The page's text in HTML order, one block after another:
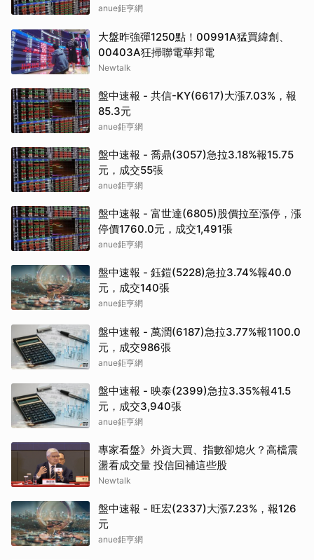
anue鉅亨網
大盤昨強彈1250點！00991A猛買緯創、
00403A狂掃聯電華邦電
Newtalk
盤中速報 - 共信-KY(6617)大漲7.03%，報
85.3元
anue鉅亨網
盤中速報 - 喬鼎(3057)急拉3.18%報15.75
元，成交55張
anue鉅亨網
盤中速報 - 富世達(6805)股價拉至漲停，漲
停價1760.0元，成交1,491張
anue鉅亨網
盤中速報 - 鈺鎧(5228)急拉3.74%報40.0
元，成交140張
anue鉅亨網
盤中速報 - 萬潤(6187)急拉3.77%報1100.0
元，成交986張
anue鉅亨網
盤中速報 - 映泰(2399)急拉3.35%報41.5
元，成交3,940張
anue鉅亨網
專家看盤》外資大買、指數卻熄火？高檔震
盪看成交量 投信回補這些股
Newtalk
盤中速報 - 旺宏(2337)大漲7.23%，報126
元
anue鉅亨網